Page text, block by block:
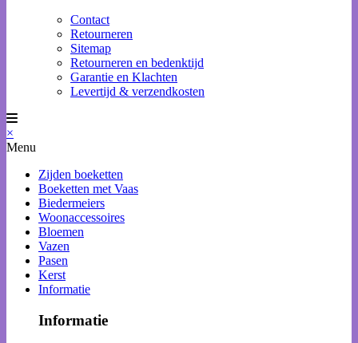
Contact
Retourneren
Sitemap
Retourneren en bedenktijd
Garantie en Klachten
Levertijd & verzendkosten
×
Menu
Zijden boeketten
Boeketten met Vaas
Biedermeiers
Woonaccessoires
Bloemen
Vazen
Pasen
Kerst
Informatie
Informatie